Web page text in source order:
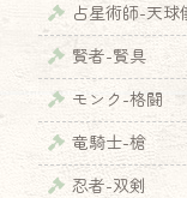
占星術師-天球
賢者-賢具
モンク-格闘
竜騎士-槍
忍者-双剣